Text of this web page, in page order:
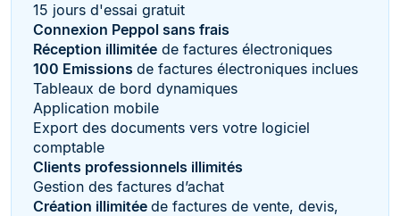
15 jours d'essai gratuit
Connexion Peppol sans frais
Réception illimitée de factures électroniques
100 Emissions de factures électroniques inclues
Tableaux de bord dynamiques
Application mobile
Export des documents vers votre logiciel
comptable
Clients professionnels illimités
Gestion des factures d’achat
Création illimitée de factures de vente, devis,